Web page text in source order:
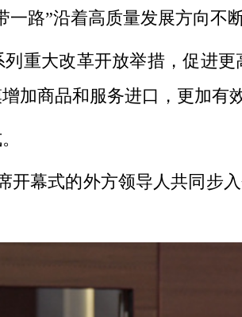
路”沿着高质量发展方向不断
大改革开放举措，促进更
加商品和服务进口，更加有
幕式的外方领导人共同步